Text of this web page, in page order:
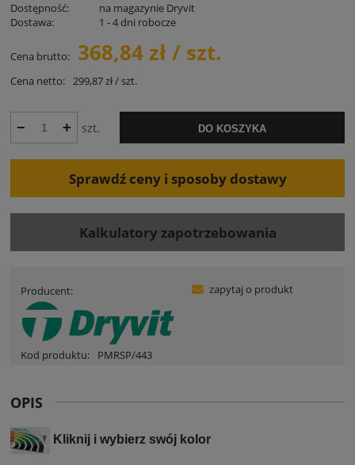
Dostępność:
na magazynie Dryvit
Dostawa:
1 - 4 dni robocze
Cena brutto: 368,84 zł / szt.
Cena netto: 299,87 zł / szt.
szt. DO KOSZYKA
Sprawdź ceny i sposoby dostawy
Kalkulatory zapotrzebowania
Producent:
Kod produktu: PMRSP/443
zapytaj o produkt
OPIS
Kliknij i wybierz swój kolor